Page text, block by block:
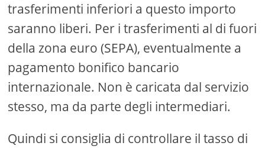
trasferimenti inferiori a questo importo
saranno liberi. Per i trasferimenti al di fuori
della zona euro (SEPA), eventualmente a
pagamento bonifico bancario
internazionale. Non è caricata dal servizio
stesso, ma da parte degli intermediari.
Quindi si consiglia di controllare il tasso di